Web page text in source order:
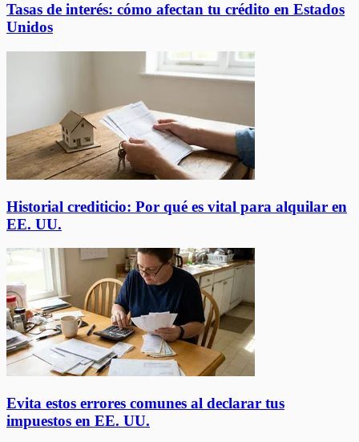
Tasas de interés: cómo afectan tu crédito en Estados
Unidos
Historial crediticio: Por qué es vital para alquilar en
EE. UU.
Evita estos errores comunes al declarar tus
impuestos en EE. UU.